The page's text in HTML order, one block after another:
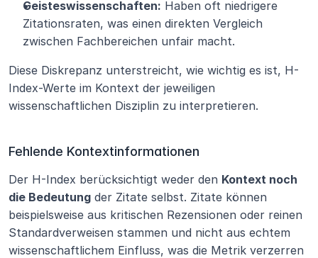
Geisteswissenschaften: Haben oft niedrigere
Zitationsraten, was einen direkten Vergleich
zwischen Fachbereichen unfair macht.
Diese Diskrepanz unterstreicht, wie wichtig es ist, H-
Index-Werte im Kontext der jeweiligen
wissenschaftlichen Disziplin zu interpretieren.
Fehlende Kontextinformationen
Der H-Index berücksichtigt weder den Kontext noch
die Bedeutung der Zitate selbst. Zitate können
beispielsweise aus kritischen Rezensionen oder reinen
Standardverweisen stammen und nicht aus echtem
wissenschaftlichem Einfluss, was die Metrik verzerren